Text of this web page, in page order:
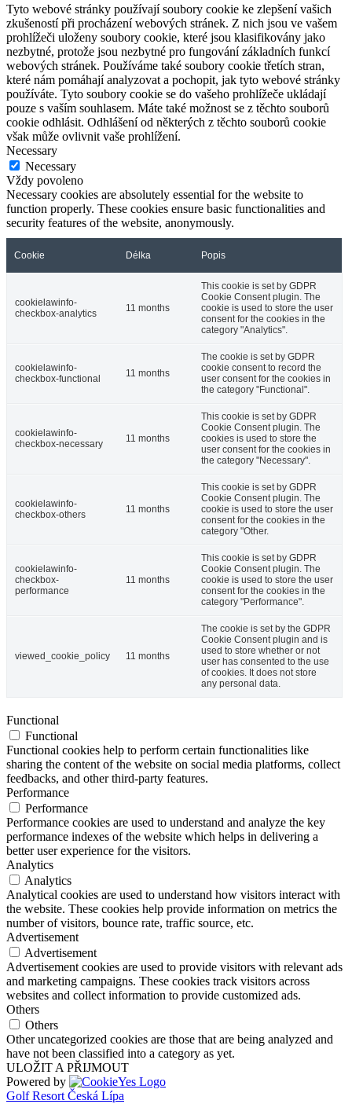
Tyto webové stránky používají soubory cookie ke zlepšení vašich
zkušeností při procházení webových stránek. Z nich jsou ve vašem
prohlížeči uloženy soubory cookie, které jsou klasifikovány jako
nezbytné, protože jsou nezbytné pro fungování základních funkcí
webových stránek. Používáme také soubory cookie třetích stran,
které nám pomáhají analyzovat a pochopit, jak tyto webové stránky
používáte. Tyto soubory cookie se do vašeho prohlížeče ukládají
pouze s vaším souhlasem. Máte také možnost se z těchto souborů
cookie odhlásit. Odhlášení od některých z těchto souborů cookie
však může ovlivnit vaše prohlížení.
Necessary
Necessary
Vždy povoleno
Necessary cookies are absolutely essential for the website to
function properly. These cookies ensure basic functionalities and
security features of the website, anonymously.
Cookie Délka Popis
cookielawinfo-
checkbox-analytics
11 months
This cookie is set by GDPR
Cookie Consent plugin. The
cookie is used to store the user
consent for the cookies in the
category "Analytics".
cookielawinfo-
checkbox-functional
11 months
The cookie is set by GDPR
cookie consent to record the
user consent for the cookies in
the category "Functional".
cookielawinfo-
checkbox-necessary
11 months
This cookie is set by GDPR
Cookie Consent plugin. The
cookies is used to store the
user consent for the cookies in
the category "Necessary".
cookielawinfo-
checkbox-others
11 months
This cookie is set by GDPR
Cookie Consent plugin. The
cookie is used to store the user
consent for the cookies in the
category "Other.
cookielawinfo-
checkbox-
performance
11 months
This cookie is set by GDPR
Cookie Consent plugin. The
cookie is used to store the user
consent for the cookies in the
category "Performance".
viewed_cookie_policy 11 months
The cookie is set by the GDPR
Cookie Consent plugin and is
used to store whether or not
user has consented to the use
of cookies. It does not store
any personal data.
Functional
Functional
Functional cookies help to perform certain functionalities like
sharing the content of the website on social media platforms, collect
feedbacks, and other third-party features.
Performance
Performance
Performance cookies are used to understand and analyze the key
performance indexes of the website which helps in delivering a
better user experience for the visitors.
Analytics
Analytics
Analytical cookies are used to understand how visitors interact with
the website. These cookies help provide information on metrics the
number of visitors, bounce rate, traffic source, etc.
Advertisement
Advertisement
Advertisement cookies are used to provide visitors with relevant ads
and marketing campaigns. These cookies track visitors across
websites and collect information to provide customized ads.
Others
Others
Other uncategorized cookies are those that are being analyzed and
have not been classified into a category as yet.
ULOŽIT A PŘIJMOUT
Powered by
Golf Resort Česká Lípa